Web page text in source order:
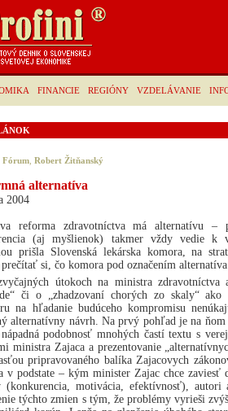
FINANCIE REGIÓNY VZDELÁVANIE
Fórum Robert Žitňanský
alternatíva
2004
reforma zdravotníctva má alternatívu
(aj myšlienok) takmer vždy vedie k
prišla Slovenská lekárska komora, na
si, čo komora pod označením alternatíva
útokoch na ministra
či o „zhadzovaní chorých zo skaly“
na hľadanie budúceho kompromisu
alternatívny návrh. Na prvý pohľad je na
podobnosť mnohých častí textu s
ministra Zajaca a prezentovanie
pripravovaného balíka Zajacovych
v podstate – kým minister Zajac chce zaviesť
(konkurencia, motivácia, efektívnosť), autori
týchto zmien s tým, že problémy vyrieši